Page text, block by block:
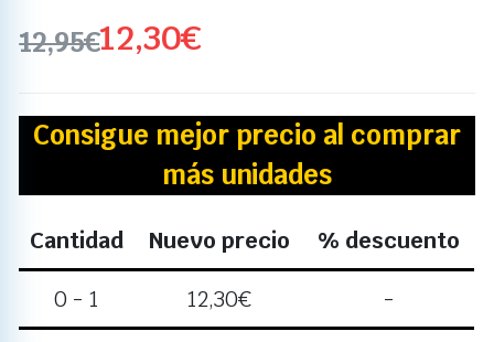
12,95€12,30€
Consigue mejor precio al comprar
más unidades
Cantidad Nuevo precio % descuento
0 - 1 12,30€ -